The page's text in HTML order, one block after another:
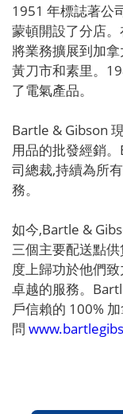
1951 年標誌著公
蒙頓開設了分店
將業務擴展到加拿
黃刀市和素里。
了電氣產品。
Bartle & Gibson
用品的批發經銷
司總裁,持續為所
務。
如今,Bartle &
三個主要配送點
度上歸功於他們
卓越的服務。
戶信賴的 100%
問